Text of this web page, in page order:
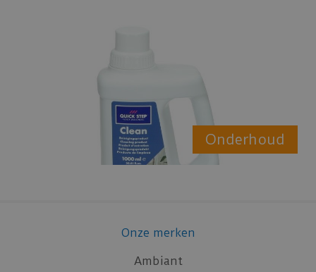
Onderhoud
Onze merken
Ambiant